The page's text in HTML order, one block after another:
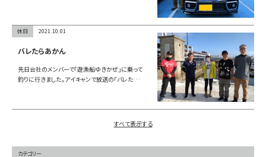
休日 2021.10.01
バレたらあかん
先日会社のメンバーで「遊漁船ゆきかぜ」に乗って
釣りに行きました。アイキャンで放送の「バレた…
すべて表示する
カテゴリー